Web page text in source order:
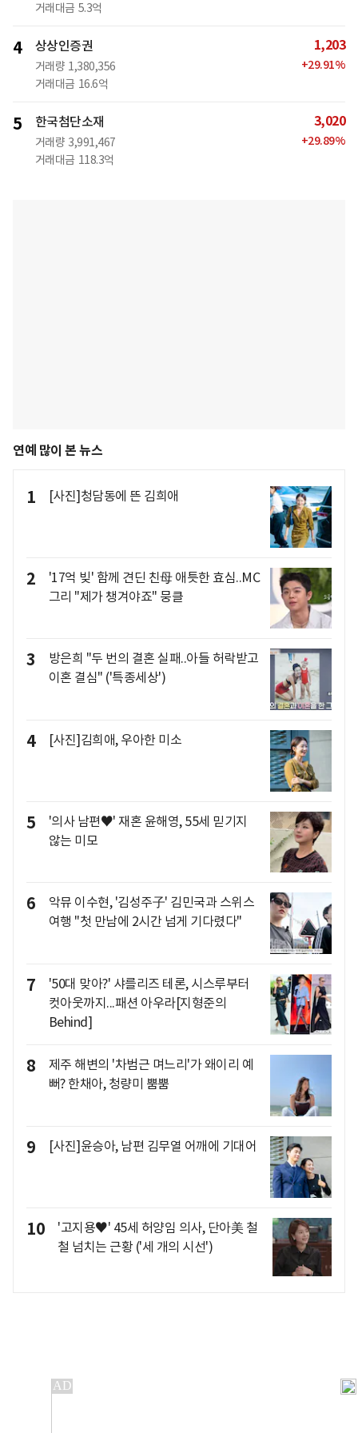
거래대금 5.3억
4 상상인증권
거래량 1,380,356
거래대금 16.6억
1,203
+29.91%
5 한국첨단소재
거래량 3,991,467
거래대금 118.3억
3,020
+29.89%
연예 많이 본 뉴스
1 [사진]청담동에 뜬 김희애
2
'17억 빚' 함께 견딘 친母 애틋한 효심..MC
그리 "제가 챙겨야죠" 뭉클
3
방은희 "두 번의 결혼 실패..아들 허락받고
이혼 결심" ('특종세상')
4 [사진]김희애, 우아한 미소
5
'의사 남편♥' 재혼 윤해영, 55세 믿기지
않는 미모
6
악뮤 이수현, '김성주子' 김민국과 스위스
여행 "첫 만남에 2시간 넘게 기다렸다"
7
'50대 맞아?' 샤를리즈 테론, 시스루부터
컷아웃까지...패션 아우라[지형준의
Behind]
8
제주 해변의 '차범근 며느리'가 왜이리 예
뻐? 한채아, 청량미 뿜뿜
9 [사진]윤승아, 남편 김무열 어깨에 기대어
10
'고지용♥' 45세 허양임 의사, 단아美 철
철 넘치는 근황 ('세 개의 시선')